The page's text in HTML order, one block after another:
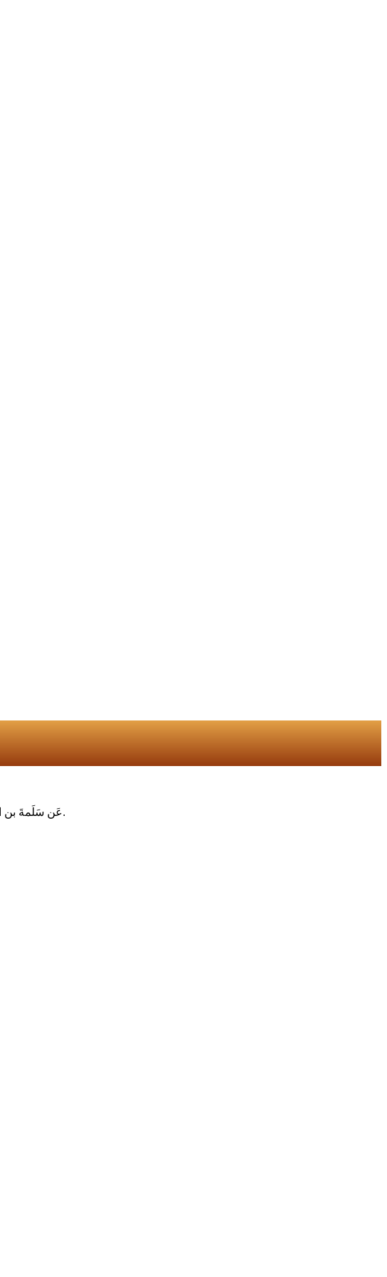
عَن سَلَمةَ بن الأكْوَع رَضِيَ اللهُ عَنهُ قَالَ قَالَ رسُولُ اللهِ صَلَّى اللهُ عَليهِ وسَلَّم(مَن يَقُلْ عَلَيَّ ما لَمْ أقُلْ فَلْيَتَبَوَّأْ مَقْعَدَهُ مِنَ النَّارِ)صحيح البخارى.